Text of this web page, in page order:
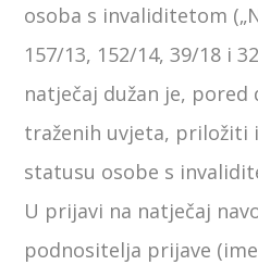
osoba s invaliditetom
157/13, 152/14, 39/18 i
natječaj dužan je, pored
traženih uvjeta, priložiti
statusu osobe s
U prijavi na natječaj
podnositelja prijave